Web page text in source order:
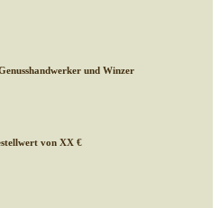
und Winzer
von XX €